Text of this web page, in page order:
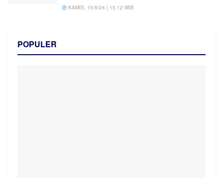
KAMIS, 15/8/24 | 15:12 WIB
POPULER